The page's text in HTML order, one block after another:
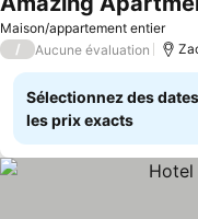
Maison/appartement entier
/ Aucune évaluation
Sélectionnez des
les prix exacts